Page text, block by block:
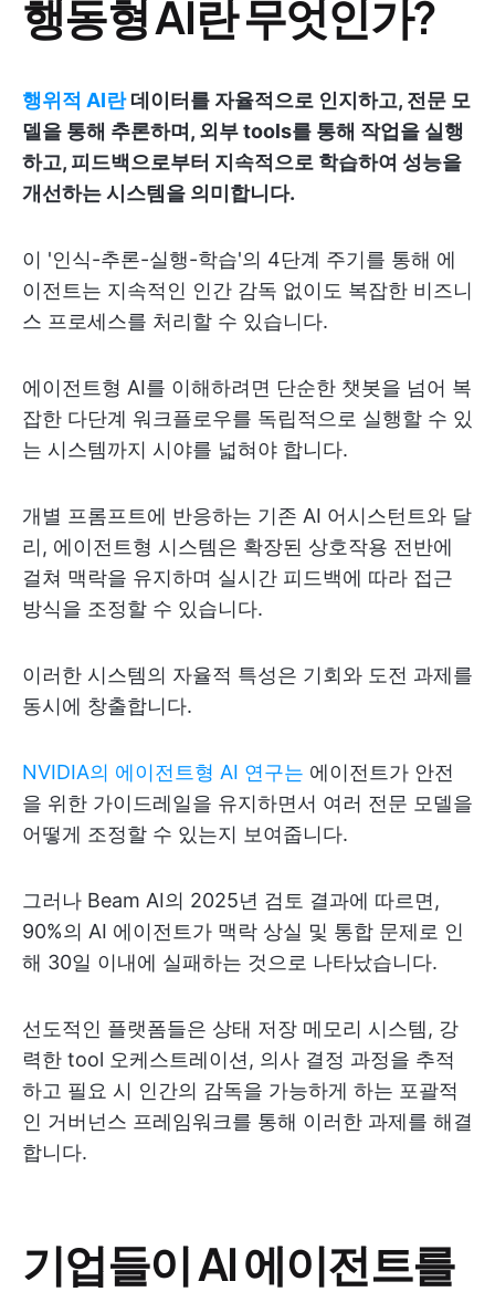
행동형 AI란 무엇인가?
행위적 AI란데이터를 자율적으로 인지하고, 전문 모
델을 통해 추론하며, 외부 tools를 통해 작업을 실행
하고, 피드백으로부터 지속적으로 학습하여 성능을
개선하는 시스템을 의미합니다.
이 '인식-추론-실행-학습'의 4단계 주기를 통해 에
이전트는 지속적인 인간 감독 없이도 복잡한 비즈니
스 프로세스를 처리할 수 있습니다.
에이전트형 AI를 이해하려면 단순한 챗봇을 넘어 복
잡한 다단계 워크플로우를 독립적으로 실행할 수 있
는 시스템까지 시야를 넓혀야 합니다.
개별 프롬프트에 반응하는 기존 AI 어시스턴트와 달
리, 에이전트형 시스템은 확장된 상호작용 전반에
걸쳐 맥락을 유지하며 실시간 피드백에 따라 접근
방식을 조정할 수 있습니다.
이러한 시스템의 자율적 특성은 기회와 도전 과제를
동시에 창출합니다.
NVIDIA의 에이전트형 AI 연구는 에이전트가 안전
을 위한 가이드레일을 유지하면서 여러 전문 모델을
어떻게 조정할 수 있는지 보여줍니다.
그러나 Beam AI의 2025년 검토 결과에 따르면,
90%의 AI 에이전트가 맥락 상실 및 통합 문제로 인
해 30일 이내에 실패하는 것으로 나타났습니다.
선도적인 플랫폼들은 상태 저장 메모리 시스템, 강
력한 tool 오케스트레이션, 의사 결정 과정을 추적
하고 필요 시 인간의 감독을 가능하게 하는 포괄적
인 거버넌스 프레임워크를 통해 이러한 과제를 해결
합니다.
기업들이 AI 에이전트를